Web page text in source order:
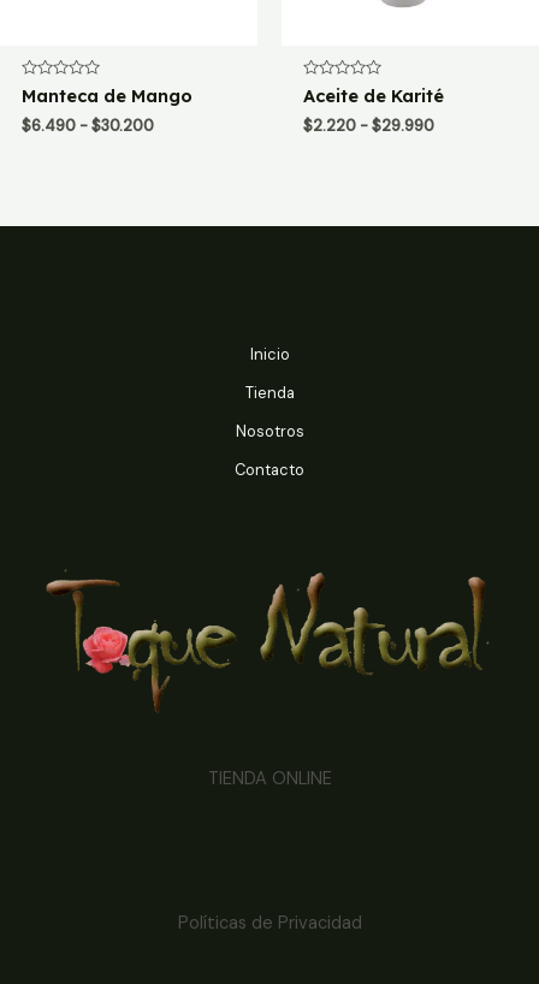
Valorado
con
0
de
Manteca de Mango
$6.490 - $30.200Rango
hasta
Valorado
con
0
de
Aceite de Karité
$2.220 - $29.990Rango
hasta
Inicio
Tienda
Nosotros
Contacto
TIENDA ONLINE
Políticas de Privacidad